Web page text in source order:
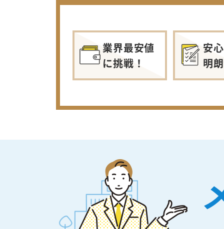
業界最安値
に挑戦！
安
明